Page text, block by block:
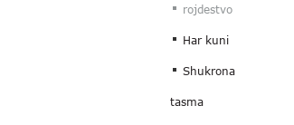
rojdestvo
Har kuni
Shukrona
tasma